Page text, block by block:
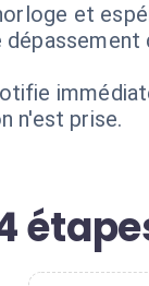
et
n'est prise.